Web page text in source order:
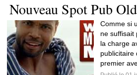
Nouveau Spot Pub
Comme si
ne suffisait
la charge
publicitaire
premier